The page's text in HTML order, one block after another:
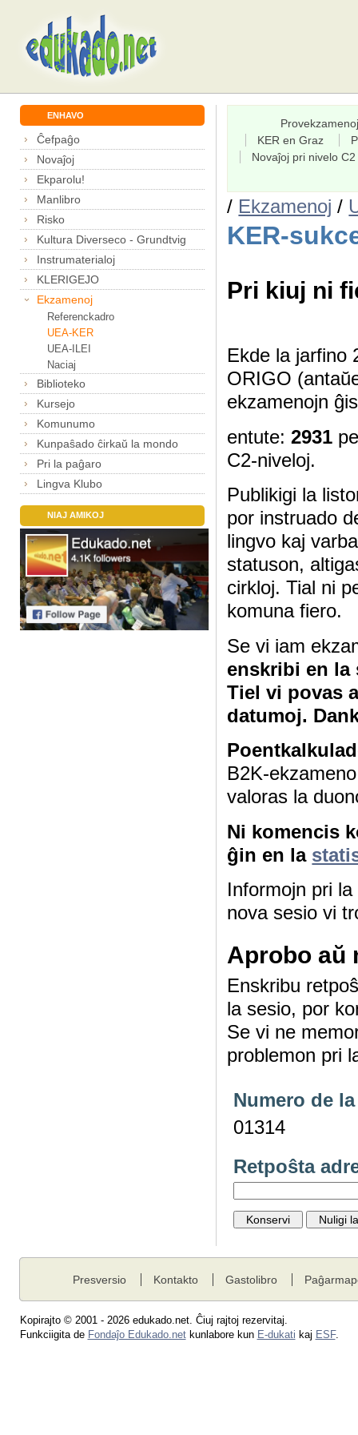
ENHAVO
Ĉefpaĝo
Novaĵoj
Ekparolu!
Manlibro
Risko
Kultura Diverseco - Grundtvig
Instrumaterialoj
KLERIGEJO
Ekzamenoj
Referenckadro
UEA-KER
UEA-ILEI
Naciaj
Biblioteko
Kursejo
Komunumo
Kunpaŝado ĉirkaŭ la mondo
Pri la paĝaro
Lingva Klubo
NIAJ AMIKOJ
Provekzamenoj
KER en Graz
Novaĵoj pri nivelo C2
/ Ekzamenoj /
KER-
Pri kiuj ni
Ekde la jarfino
ORIGO
ekzamenojn
entute:2931
C2-niveloj.
Publikigi la
por instruado
lingvo kaj
statuson,
cirkloj. Tial ni
komuna fiero.
Se vi iam
enskribi en la
Tiel vi povas
datumoj.
B2K-
valoras la
Ni komencis
ĝin en la
Informojn pri
nova sesio vi
Aprobo aŭ
Enskribu
la sesio, por
Se vi ne
problemon pri
Numero de
01314
Retpoŝta
Presversio Kontakto Gastolibro
Kopirajto © 2001 - 2026 edukado.net. Ĉiuj rajtoj rezervitaj.
Funkciigita de Fondaĵo Edukado.netkunlabore kun E-dukati kaj ESF.